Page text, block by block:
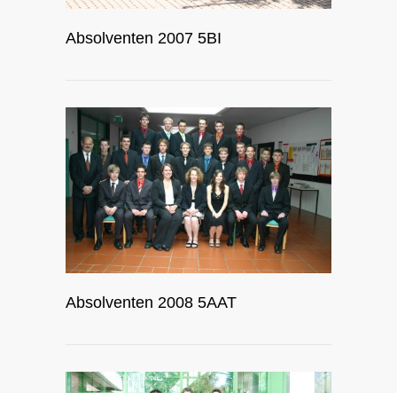
Absolventen 2007 5BI
Absolventen 2008 5AAT